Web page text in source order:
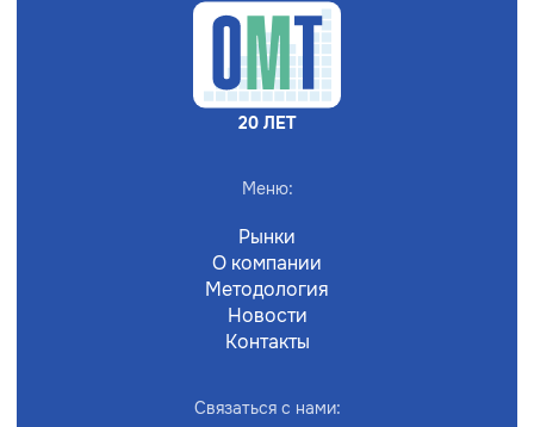
20 ЛЕТ
Меню:
Рынки
О компании
Методология
Новости
Контакты
Связаться с нами: